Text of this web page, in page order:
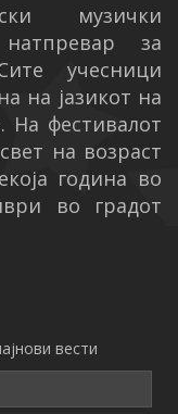
музички
за
учесници
на јазикот на
На фестивалот
на возраст
година во
во градот
вести